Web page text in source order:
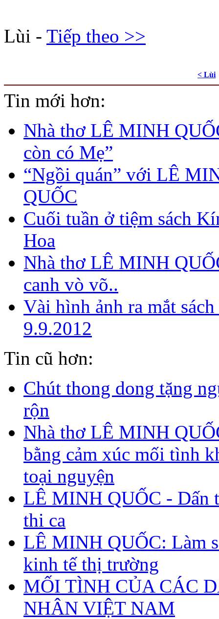
Lùi - Tiếp theo >>
< Lùi
Tin mới hơn:
Nhà thơ LÊ MINH
còn có Mẹ”
“Ngồi quán” với LÊ
QUỐC
Cuối tuần ở tiệm sách
Hoa
Nhà thơ LÊ MINH
canh vò võ..
Vài hình ảnh ra mắt
9.9.2012
Tin cũ hơn:
Chút thong dong tặng
rộn
Nhà thơ LÊ MINH
bằng cảm xúc mối tình
toại nguyện
LÊ MINH QUỐC - Dấn
thi ca
LÊ MINH QUỐC: Làm
kinh tế thị trường
MỐI TÌNH CỦA CÁC
NHÂN VIỆT NAM